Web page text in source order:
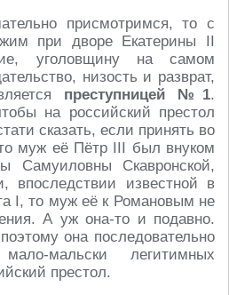
присмотримся, то с
при дворе Екатерины II
уголовщину на самом
низость и разврат,
преступницей №1.
на российский престол
сказать, если принять во
муж её Пётр III был внуком
Самуиловны Скавронской,
впоследствии известной в
I, то муж её к Романовым не
А уж она-то и подавно.
она последовательно
мальски легитимных
престол.